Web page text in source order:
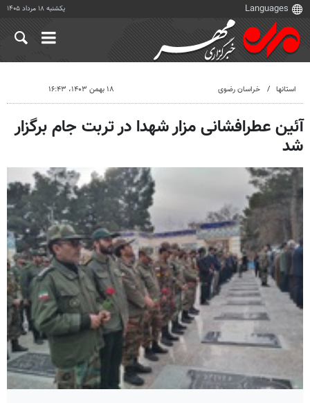
یکشنبه ۱۸ مرداد ۱۴۰۵
استانها خراسان رضوی ۱۸ بهمن ۱۴۰۳، ۱۶:۴۳
آئین عطرافشانی مزار شهدا در تربت جام برگزار
شد